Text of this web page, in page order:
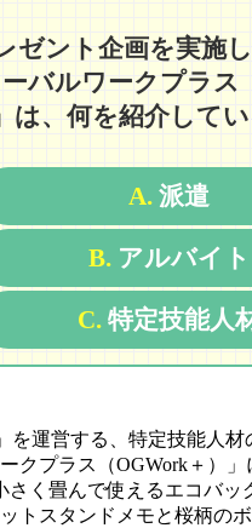
ゼント企画を実施
バルワークプラス
は、何を紹介して
A. 派遣
B.アルバイト
C. 特定技能人
」を運営する、特定技能人
クプラス（OGWork＋）」
さく畳んで使えるエコバッ
トスタンドメモと桜柄の